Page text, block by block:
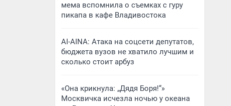
мема вспомнила о съемках с гуру
пикапа в кафе Владивостока
AI-AINA: Атака на соцсети депутатов,
бюджета вузов не хватило лучшим и
сколько стоит арбуз
«Она крикнула: „Дядя Боря!“»
Москвичка исчезла ночью у океана